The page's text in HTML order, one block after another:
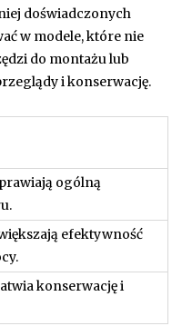
doświadczonych
w modele, które nie
do montażu lub
i konserwację.
ogólną
efektywność
konserwację i